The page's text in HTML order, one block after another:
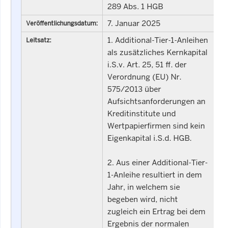
289 Abs. 1 HGB
Veröffentlichungsdatum: 7. Januar 2025
Leitsatz:
1. Additional-Tier-1-Anleihen
als zusätzliches Kernkapital
i.S.v. Art. 25, 51 ff. der
Verordnung (EU) Nr.
575/2013 über
Aufsichtsanforderungen an
Kreditinstitute und
Wertpapierfirmen sind kein
Eigenkapital i.S.d. HGB.
2. Aus einer Additional-Tier-
1-Anleihe resultiert in dem
Jahr, in welchem sie
begeben wird, nicht
zugleich ein Ertrag bei dem
Ergebnis der normalen